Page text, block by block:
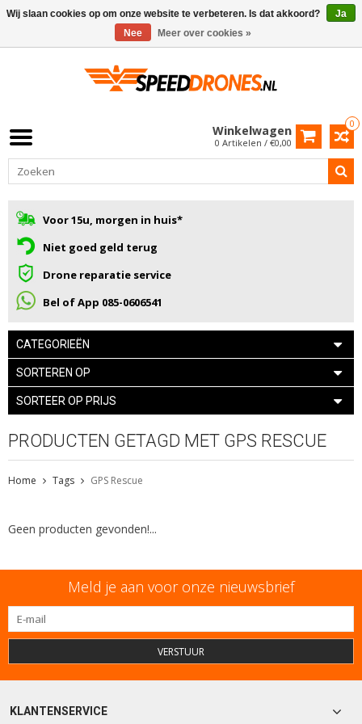
0
Winkelwagen
0 Artikelen / €0,00
Voor 15u, morgen in huis*
Niet goed geld terug
Drone reparatie service
Bel of App 085-0606541
CATEGORIEËN
SORTEREN OP
SORTEER OP PRIJS
PRODUCTEN GETAGD MET GPS RESCUE
Home Tags GPS Rescue
Geen producten gevonden!...
Meld je aan voor onze nieuwsbrief
VERSTUUR
KLANTENSERVICE
Wij slaan cookies op om onze website te verbeteren. Is dat akkoord?
Ja
Nee
Meer over cookies »